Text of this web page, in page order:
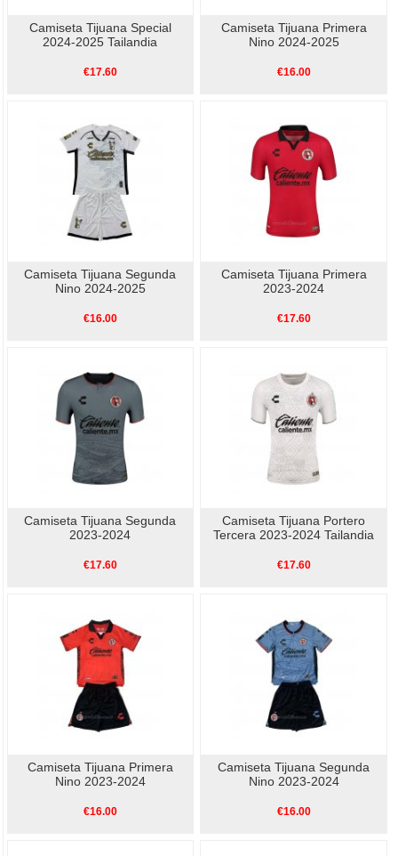
Camiseta Tijuana Special
2024-2025 Tailandia
€17.60
Camiseta Tijuana Primera
Nino 2024-2025
€16.00
Camiseta Tijuana Segunda
Nino 2024-2025
€16.00
Camiseta Tijuana Primera
2023-2024
€17.60
Camiseta Tijuana Segunda
2023-2024
€17.60
Camiseta Tijuana Portero
Tercera 2023-2024 Tailandia
€17.60
Camiseta Tijuana Primera
Nino 2023-2024
€16.00
Camiseta Tijuana Segunda
Nino 2023-2024
€16.00